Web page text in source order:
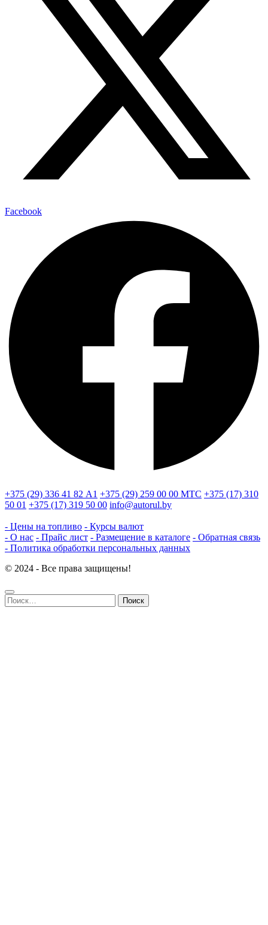
Facebook
+375 (29) 336 41 82 А1 +375 (29) 259 00 00 МТС +375 (17) 310
50 01 +375 (17) 319 50 00 info@autorul.by
- Цены на топливо - Курсы валют
- О нас - Прайс лист - Размещение в каталоге - Обратная связь
- Политика обработки персональных данных
© 2024 - Все права защищены!
Найти: